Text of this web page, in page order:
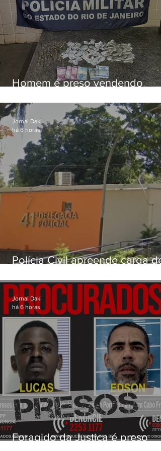
Homem é preso vendendo
Niterói
Polícia Civil apreende carga de
3 milhões na Zona Norte do Rio
Jornal Daki
há 6 horas
Foragido da Justiça é preso
Jornal Daki
há 6 horas